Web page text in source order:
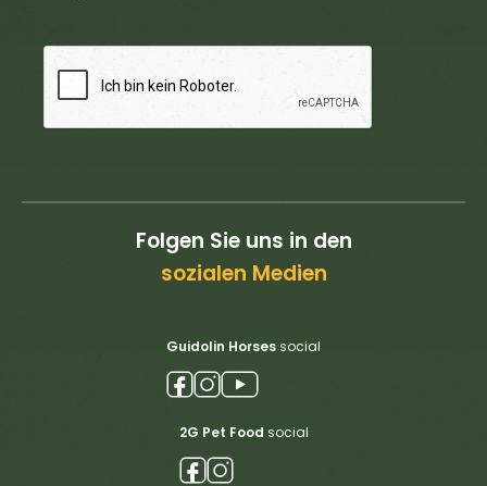
Folgen Sie uns in den
sozialen Medien
Guidolin Horsessocial
2G Pet Food social